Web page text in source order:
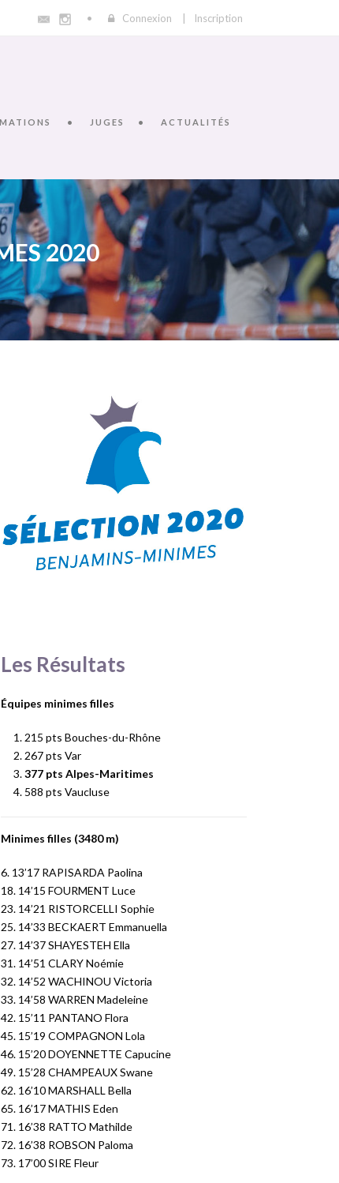
Connexion Inscription
JUGES ACTUALITÉS
2020
Les Résultats
Équipes minimes filles
215 pts Bouches-du-Rhône
267 pts Var
377 pts Alpes-Maritimes
588 pts Vaucluse
Minimes filles (3480 m)
6. 13’17 RAPISARDA Paolina
18. 14’15 FOURMENT Luce
23. 14’21 RISTORCELLI Sophie
25. 14’33 BECKAERT Emmanuella
27. 14’37 SHAYESTEH Ella
31. 14’51 CLARY Noémie
32. 14’52 WACHINOU Victoria
33. 14’58 WARREN Madeleine
42. 15’11 PANTANO Flora
45. 15’19 COMPAGNON Lola
46. 15’20 DOYENNETTE Capucine
49. 15’28 CHAMPEAUX Swane
62. 16’10 MARSHALL Bella
65. 16’17 MATHIS Eden
71. 16’38 RATTO Mathilde
72. 16’38 ROBSON Paloma
73. 17’00 SIRE Fleur